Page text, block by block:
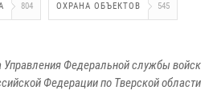
804 ОХРАНА ОБЪЕКТОВ 545
Федеральной службы войск
Федерации по Тверской области